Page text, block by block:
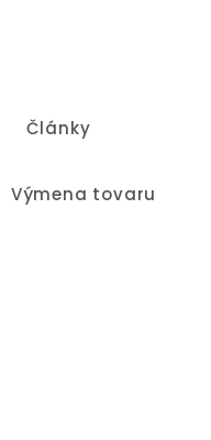
Články
Výmena tovaru